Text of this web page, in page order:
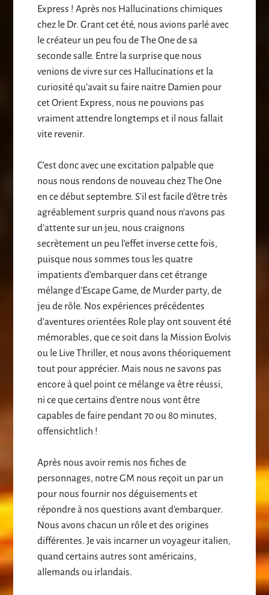
Express ! Après nos Hallucinations chimiques
chez le Dr. Grant cet été, nous avions parlé avec
le créateur un peu fou de The One de sa
seconde salle. Entre la surprise que nous
venions de vivre sur ces Hallucinations et la
curiosité qu’avait su faire naitre Damien pour
cet Orient Express, nous ne pouvions pas
vraiment attendre longtemps et il nous fallait
vite revenir.
C’est donc avec une excitation palpable que
nous nous rendons de nouveau chez The One
en ce début septembre. S’il est facile d’être très
agréablement surpris quand nous n’avons pas
d’attente sur un jeu, nous craignons
secrètement un peu l’effet inverse cette fois,
puisque nous sommes tous les quatre
impatients d’embarquer dans cet étrange
mélange d’Escape Game, de Murder party, de
jeu de rôle. Nos expériences précédentes
d’aventures orientées Role play ont souvent été
mémorables, que ce soit dans la Mission Evolvis
ou le Live Thriller, et nous avons théoriquement
tout pour apprécier. Mais nous ne savons pas
encore à quel point ce mélange va être réussi,
ni ce que certains d’entre nous vont être
capables de faire pendant 70 ou 80 minutes,
offensichtlich !
Après nous avoir remis nos fiches de
personnages, notre GM nous reçoit un par un
pour nous fournir nos déguisements et
répondre à nos questions avant d’embarquer.
Nous avons chacun un rôle et des origines
différentes. Je vais incarner un voyageur italien,
quand certains autres sont américains,
allemands ou irlandais.